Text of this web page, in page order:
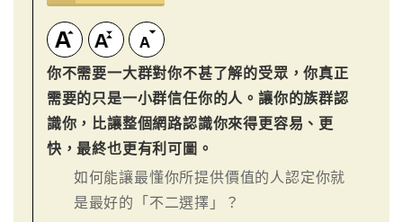
你不需要一大群對你不甚了解的受眾，你真正
需要的只是一小群信任你的人。讓你的族群認
識你，比讓整個網路認識你來得更容易、更
快，最終也更有利可圖。
如何能讓最懂你所提供價值的人認定你就
是最好的「不二選擇」？